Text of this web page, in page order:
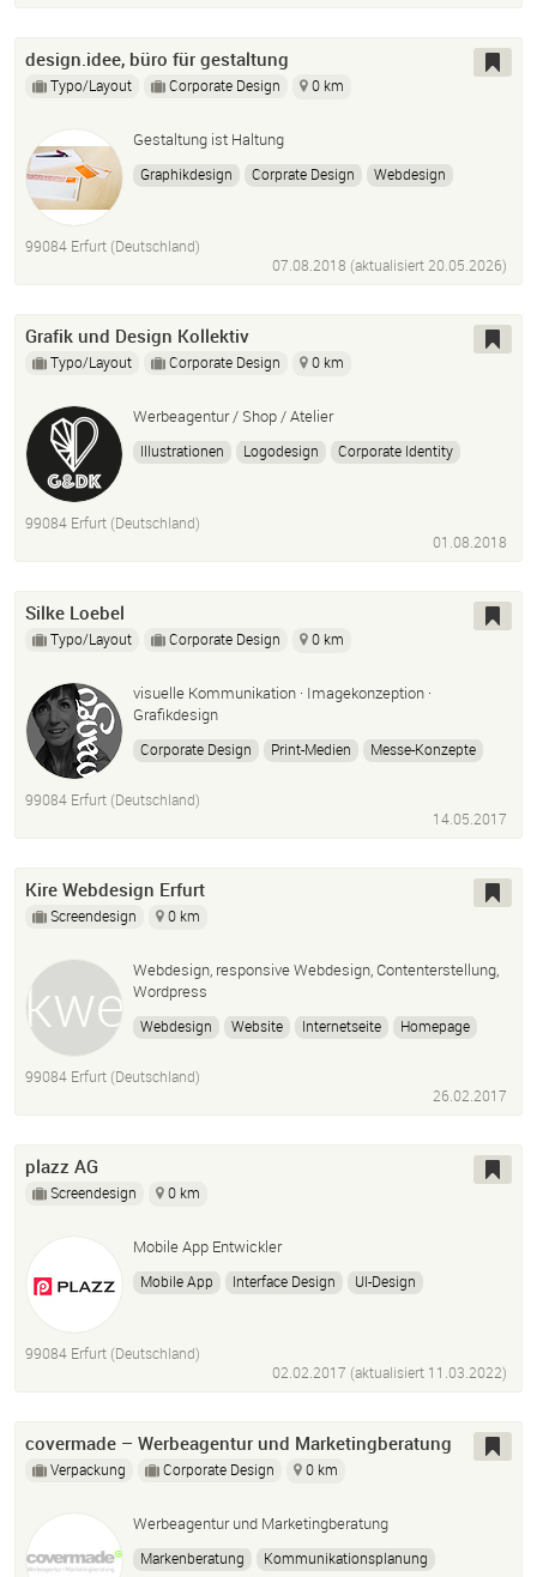
design.idee, büro für gestaltung
Typo/Layout Corporate Design 0 km
Gestaltung ist Haltung
Graphikdesign Corprate Design
Webdesign
99084 Erfurt (Deutschland)
07.08.2018 (aktualisiert20.05.2026)
Grafik und Design Kollektiv
Typo/Layout Corporate Design 0 km
Werbeagentur / Shop / Atelier
Illustrationen Logodesign
Corporate Identity
99084 Erfurt (Deutschland)
01.08.2018
Silke Loebel
Typo/Layout Corporate Design 0 km
visuelle Kommunikation · Imagekonzeption ·
Grafikdesign
Corporate Design Print-Medien
Messe-Konzepte
Foto-Projekte
Dozententätigeit
99084 Erfurt (Deutschland)
14.05.2017
Kire Webdesign Erfurt
Screendesign 0 km
Webdesign, responsive Webdesign, Contenterstellung,
Wordpress
Webdesign Website Internetseite
Homepage
99084 Erfurt (Deutschland)
26.02.2017
plazz AG
Screendesign 0 km
Mobile App Entwickler
Mobile App Interface Design
UI-Design
99084 Erfurt (Deutschland)
02.02.2017 (aktualisiert 11.03.2022)
covermade – Werbeagentur und Marketingberatung
Verpackung Corporate Design 0 km
Werbeagentur und Marketingberatung
Markenberatung Kommunikationsplanung